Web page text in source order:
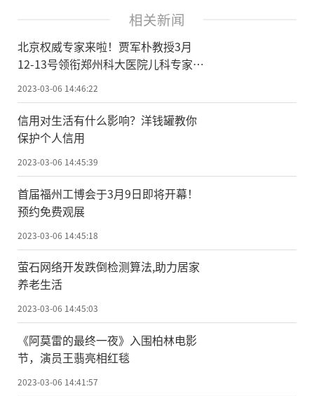
相关新闻
北京权威专家来啦！贾军朴教授3月
12-13号领衔郑州科大医院儿科专家组
成员联合会诊
2023-03-06 14:46:22
信用对生活有什么影响？洋钱罐教你
保护个人信用
2023-03-06 14:45:39
首届福州工博会于3月9日即将开幕！
预约免费观展
2023-03-06 14:45:18
萤石网络开发跌倒检测算法,助力居家
养老生活
2023-03-06 14:45:03
《阿莫雷的最终一夜》入围柏林电影
节，演员王翡亮相红毯
2023-03-06 14:41:57